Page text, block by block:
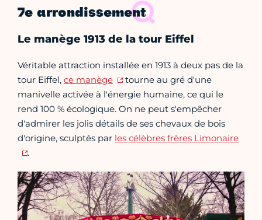
7e arrondissement
Le manège 1913 de la tour Eiffel
Véritable attraction installée en 1913 à deux pas de la
tour Eiffel, ce manège
tourne au gré d'une
manivelle activée à l'énergie humaine, ce qui le
rend 100 % écologique. On ne peut s'empêcher
d'admirer les jolis détails de ses chevaux de bois
d'origine, sculptés par les célèbres frères Limonaire
.